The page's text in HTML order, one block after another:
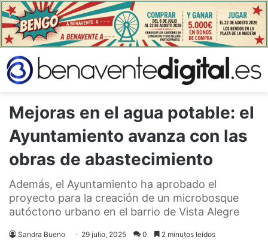
Mejoras en el agua potable: el
Ayuntamiento avanza con las
obras de abastecimiento
Además, el Ayuntamiento ha aprobado el
proyecto para la creación de un microbosque
autóctono urbano en el barrio de Vista Alegre
Sandra Bueno 29 julio, 2025 0 2 minutos leídos